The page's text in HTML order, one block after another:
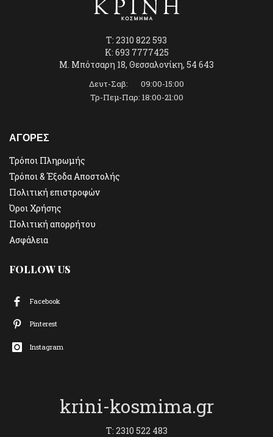
T: 2310 822 593
K: 693 7777425
Μ. Μπότσαρη 18, Θεσσαλονίκη, 54 643
Δευτ-Σαβ: 09:00-15:00
Τρ-Πεμ-Παρ: 18:00-21:00
ΑΓΟΡΕΣ
Τρόποι Πληρωμής
Τρόποι & Έξοδα Αποστολής
Πολιτική επιστροφών
Όροι Χρήσης
Πολιτική απορρήτου
Ασφάλεια
FOLLOW US
Facebook
Pinterest
Instagram
krini-kosmima.gr
T: 2310 522 483